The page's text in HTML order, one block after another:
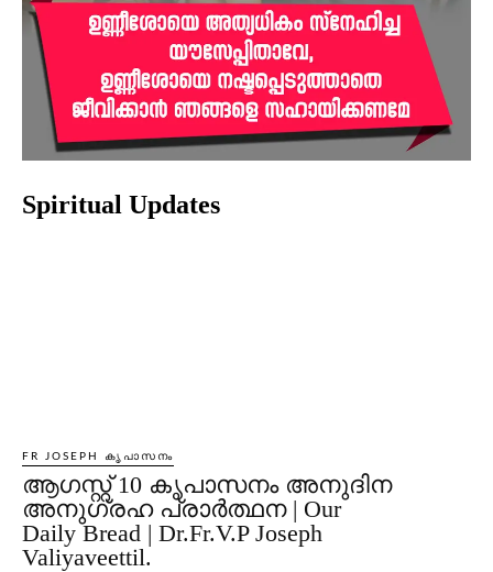
Spiritual Updates
FR JOSEPH കൃപാസനം
ആഗസ്റ്റ് 10 കൃപാസനം അനുദിന
അനുഗ്രഹ പ്രാർത്ഥന | Our
Daily Bread | Dr.Fr.V.P Joseph
Valiyaveettil.